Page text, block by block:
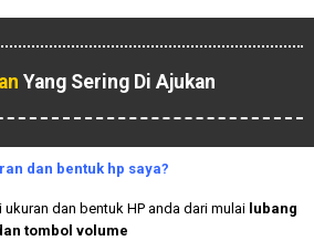
Yang Sering Di Ajukan
dan bentuk hp saya?
dan bentuk HP anda dari mulai lubang
tombol volume